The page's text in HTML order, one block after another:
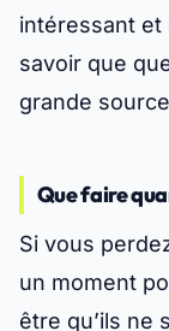
intéressant et
savoir que
grande
Que faire
Si vous
un moment
être qu’ils ne